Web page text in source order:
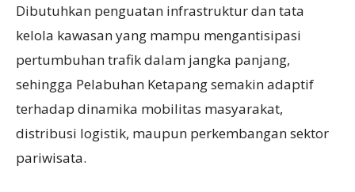
Dibutuhkan penguatan infrastruktur dan tata
kelola kawasan yang mampu mengantisipasi
pertumbuhan trafik dalam jangka panjang,
sehingga Pelabuhan Ketapang semakin adaptif
terhadap dinamika mobilitas masyarakat,
distribusi logistik, maupun perkembangan sektor
pariwisata.